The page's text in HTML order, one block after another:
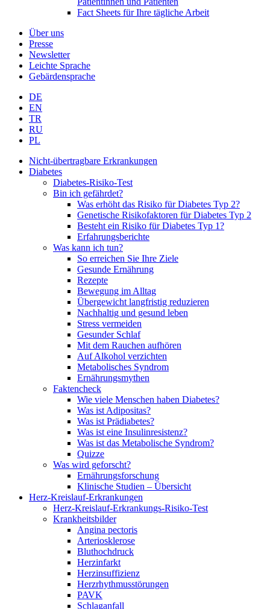
Fact Sheets für Ihre tägliche Arbeit
Über uns
Presse
Newsletter
Leichte Sprache
Gebärdensprache
DE
EN
TR
RU
PL
Nicht-übertragbare Erkrankungen
Diabetes
Diabetes-Risiko-Test
Bin ich gefährdet?
Was erhöht das Risiko für Diabetes Typ 2?
Genetische Risikofaktoren für Diabetes Typ 2
Besteht ein Risiko für Diabetes Typ 1?
Erfahrungsberichte
Was kann ich tun?
So erreichen Sie Ihre Ziele
Gesunde Ernährung
Rezepte
Bewegung im Alltag
Übergewicht langfristig reduzieren
Nachhaltig und gesund leben
Stress vermeiden
Gesunder Schlaf
Mit dem Rauchen aufhören
Auf Alkohol verzichten
Metabolisches Syndrom
Ernährungsmythen
Faktencheck
Wie viele Menschen haben Diabetes?
Was ist Adipositas?
Was ist Prädiabetes?
Was ist eine Insulinresistenz?
Was ist das Metabolische Syndrom?
Quizze
Was wird geforscht?
Ernährungsforschung
Klinische Studien – Übersicht
Herz-Kreislauf-Erkrankungen
Herz-Kreislauf-Erkrankungs-Risiko-Test
Krankheitsbilder
Angina pectoris
Arteriosklerose
Bluthochdruck
Herzinfarkt
Herzinsuffizienz
Herzrhythmusstörungen
PAVK
Schlaganfall